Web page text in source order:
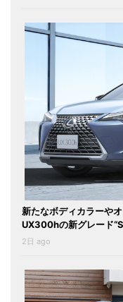
新たなボディカラーや
UX300hの新グレード
2日 ago